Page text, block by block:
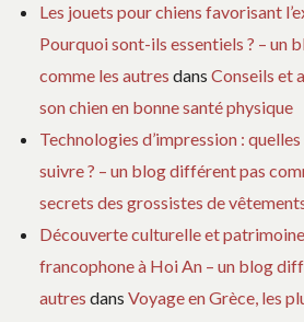
Les jouets pour chiens favorisant
Pourquoi sont-ils essentiels ? – un
comme les autres dans Conseils et
son chien en bonne santé physique
Technologies d’impression :
suivre ? – un blog différent pas
secrets des grossistes de
Découverte culturelle et patrimoine
francophone à Hoi An – un blog
autres dans Voyage en Grèce, les